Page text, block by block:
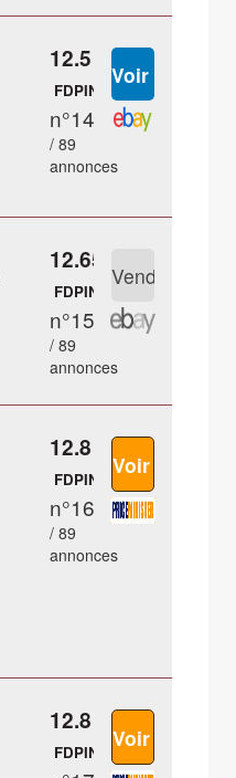
12.5 €
FDPIN
n°14
/ 89
annonces
12.65 €
FDPIN
n°15
/ 89
annonces
12.8 €
FDPIN
n°16
/ 89
annonces
12.8 €
FDPIN